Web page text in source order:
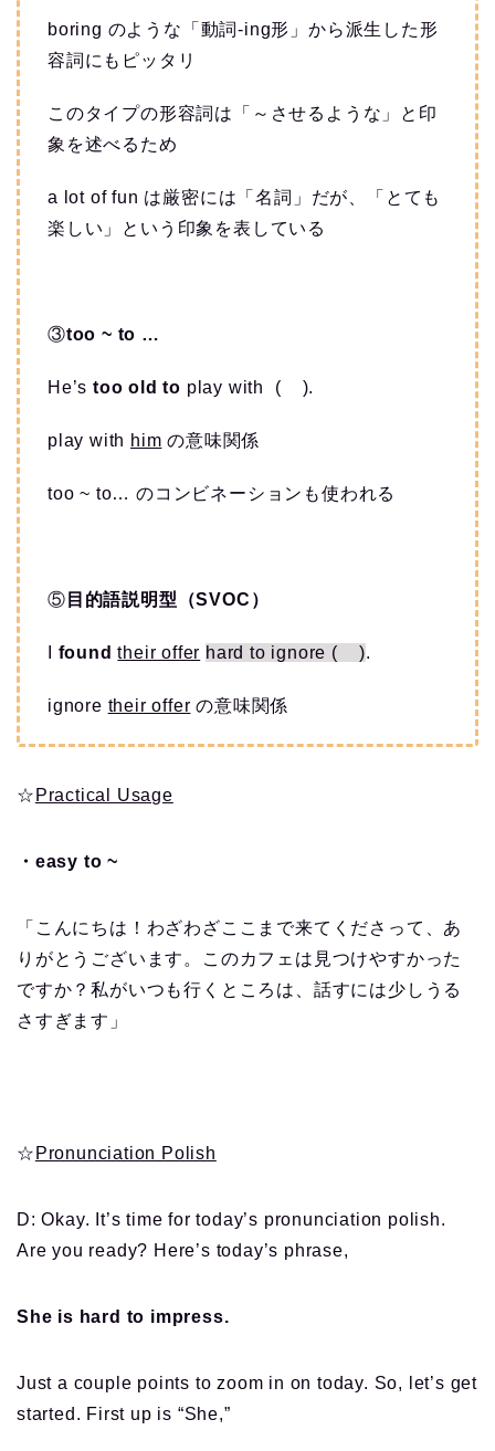
boring のような「動詞-ing形」から派生した形
容詞にもピッタリ
このタイプの形容詞は「～させるような」と印
象を述べるため
a lot of fun は厳密には「名詞」だが、「とても
楽しい」という印象を表している
③too ~ to …
He’s too old to play with ( ).
play with him の意味関係
too ~ to… のコンビネーションも使われる
⑤ 目的語説明型（SVOC）
found their offer hard to ignore ( ).
ignore their offer の意味関係
☆ Practical Usage
・easy to ~
「こんにちは！わざわざここまで来てくださって、あ
りがとうございます。このカフェは見つけやすかった
ですか？私がいつも行くところは、話すには少しうる
さすぎます」
☆ Pronunciation Polish
D: Okay. It’s time for today’s pronunciation polish.
Are you ready? Here’s today’s phrase,
She is hard to impress.
Just a couple points to zoom in on today. So, let’s get
started. First up is “She,”